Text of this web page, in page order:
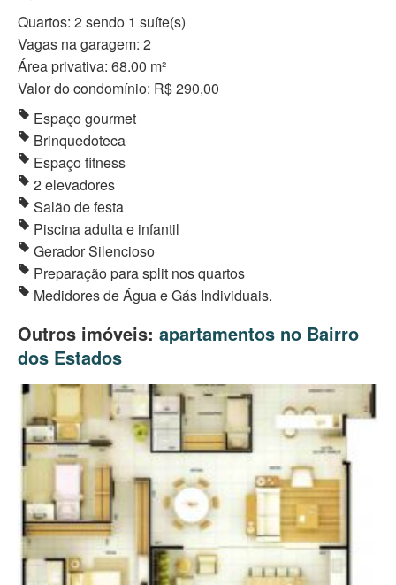
Quartos: 2 sendo 1 suíte(s)
Vagas na garagem: 2
Área privativa: 68.00 m²
Valor do condomínio: R$ 290,00
Espaço gourmet
Brinquedoteca
Espaço fitness
2 elevadores
Salão de festa
Piscina adulta e infantil
Gerador Silencioso
Preparação para split nos quartos
Medidores de Água e Gás Individuais.
Outros imóveis: apartamentos no Bairro
dos Estados